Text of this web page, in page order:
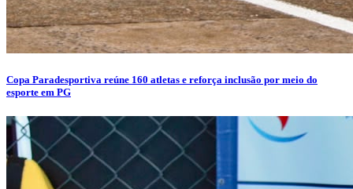
Copa Paradesportiva reúne 160 atletas e reforça inclusão por meio do
esporte em PG